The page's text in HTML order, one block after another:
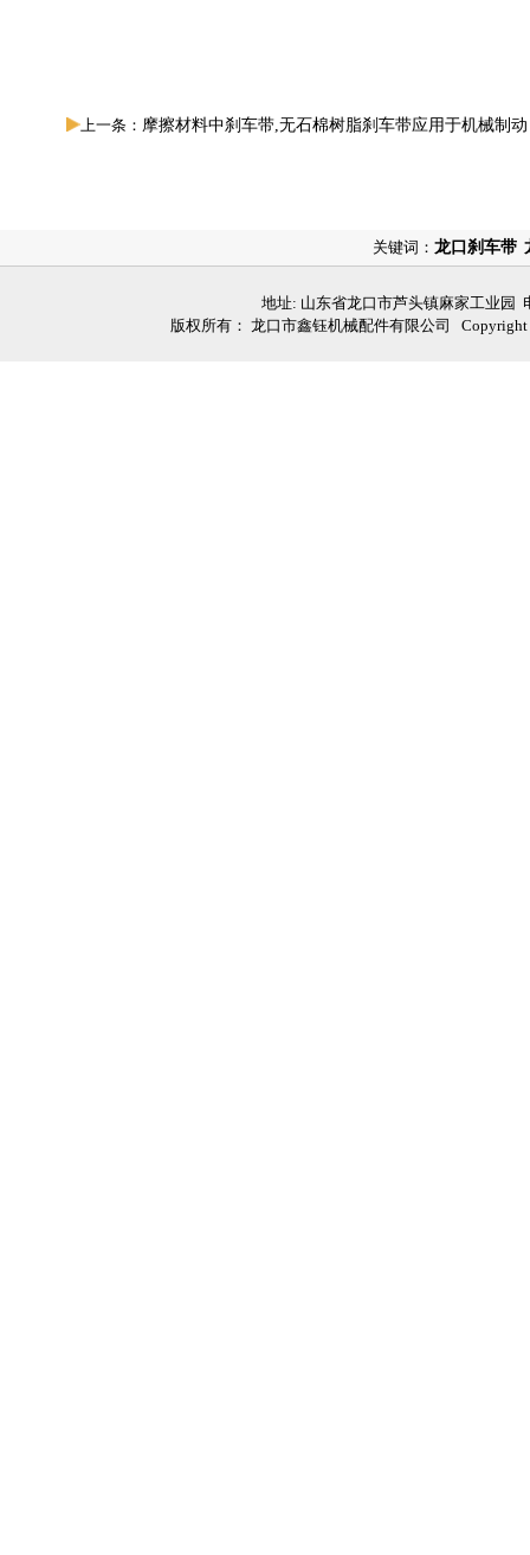
上一条： 摩擦材料中刹车带,无石棉树脂刹车带应用于机械制动
关键词： 龙口刹车带
地址: 山东省龙口市芦头镇麻家工业园
版权所有： 龙口市鑫钰机械配件有限公司 Copyright